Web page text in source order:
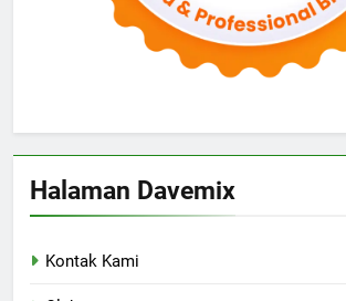
Halaman Davemix
Kontak Kami